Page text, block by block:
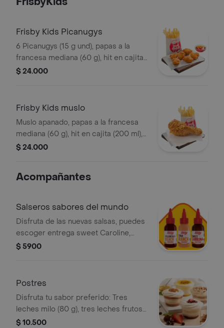
Frisby Kids Picanugys
6 Picanugys (15 g und), papas a la
francesa mediana (60 g), hit en cajita
(200 ml), golosina y un divertido
$ 24.000
Frisby Kids muslo
Muslo apanado, papas a la francesa
mediana (60 g), hit en cajita (200 ml),
golosina y un divertido juguete
$ 24.000
Acompañantes
Salseros sabores del mundo
Disfruta de las nuevas salsas, puedes
escoger entrega sweet Caroline,
Polynesian beach o Thai ranch
$ 5900
Postres
Disfruta tu sabor preferido: Tres
leches milo (80 g), tres leches frutos
rojos (90 g), combinado de maracuyá
$ 10.500